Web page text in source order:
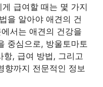
급여할 때는 몇 가지
을 알아야 애견의 건
서는 애견의 건강을
중심으로, 방울토마토
항, 급여 방법, 그리고
향까지 전문적인 정보